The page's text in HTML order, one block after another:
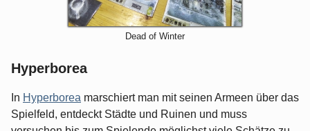
Dead of Winter
Hyperborea
In Hyperborea marschiert man mit seinen Armeen über das
Spielfeld, entdeckt Städte und Ruinen und muss